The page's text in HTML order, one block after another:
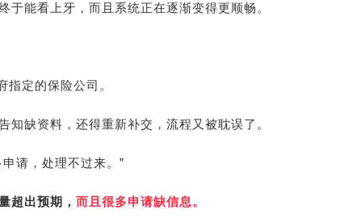
能看上牙，而且系统正在逐渐变得更顺畅。
定的保险公司。
缺资料，还得重新补交，流程又被耽误了。
请，处理不过来。”
超出预期， 而且很多申请缺信息。